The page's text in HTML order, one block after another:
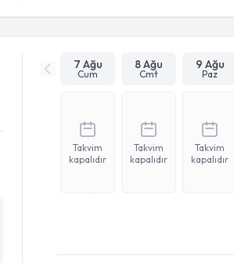
7 Ağu
Cum
8 Ağu
Cmt
9 Ağu
Paz
Takvim
kapalıdır
Takvim
kapalıdır
Takvim
kapalıdır